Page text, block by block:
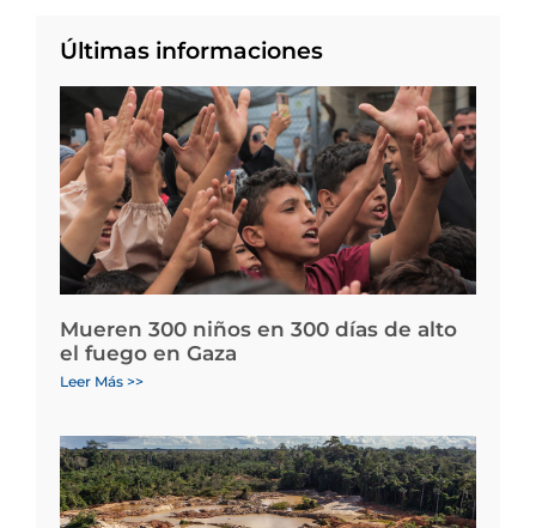
Últimas informaciones
Mueren 300 niños en 300 días de alto
el fuego en Gaza
Leer Más >>